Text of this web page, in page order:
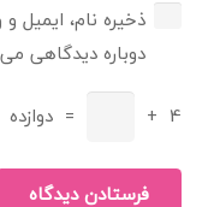
ذخیره نام، ایمیل
دوباره دیدگاهی
4
+
= دوازده
فرستادن دیدگاه